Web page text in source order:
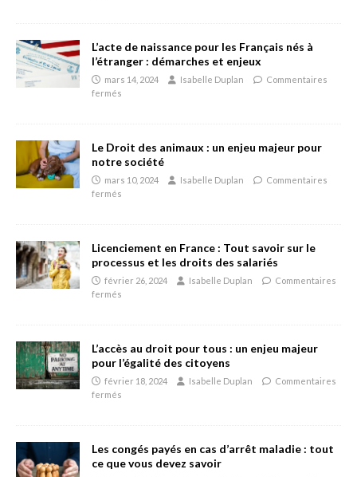
L’acte de naissance pour les Français nés à
l’étranger : démarches et enjeux
mars 14, 2024 Isabelle Duplan
Commentaires
fermés
Le Droit des animaux : un enjeu majeur pour
notre société
mars 10, 2024 Isabelle Duplan
Commentaires
fermés
Licenciement en France : Tout savoir sur le
processus et les droits des salariés
février 26, 2024 Isabelle Duplan
Commentaires
fermés
L’accès au droit pour tous : un enjeu majeur
pour l’égalité des citoyens
février 18, 2024 Isabelle Duplan
Commentaires
fermés
Les congés payés en cas d’arrêt maladie : tout
ce que vous devez savoir